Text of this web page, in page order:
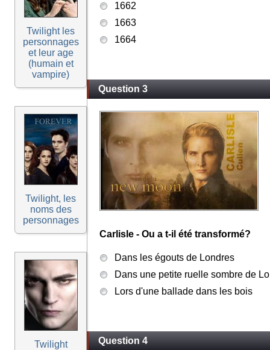
Twilight les
personnages
et leur age
(humain et
vampire)
Twilight, les
noms des
personnages
Twilight
1662
1663
1664
Question 3
Carlisle - Ou a t-il été transformé?
Dans les égouts de Londres
Dans une petite ruelle sombre de
Lors d'une ballade dans les bois
Question 4